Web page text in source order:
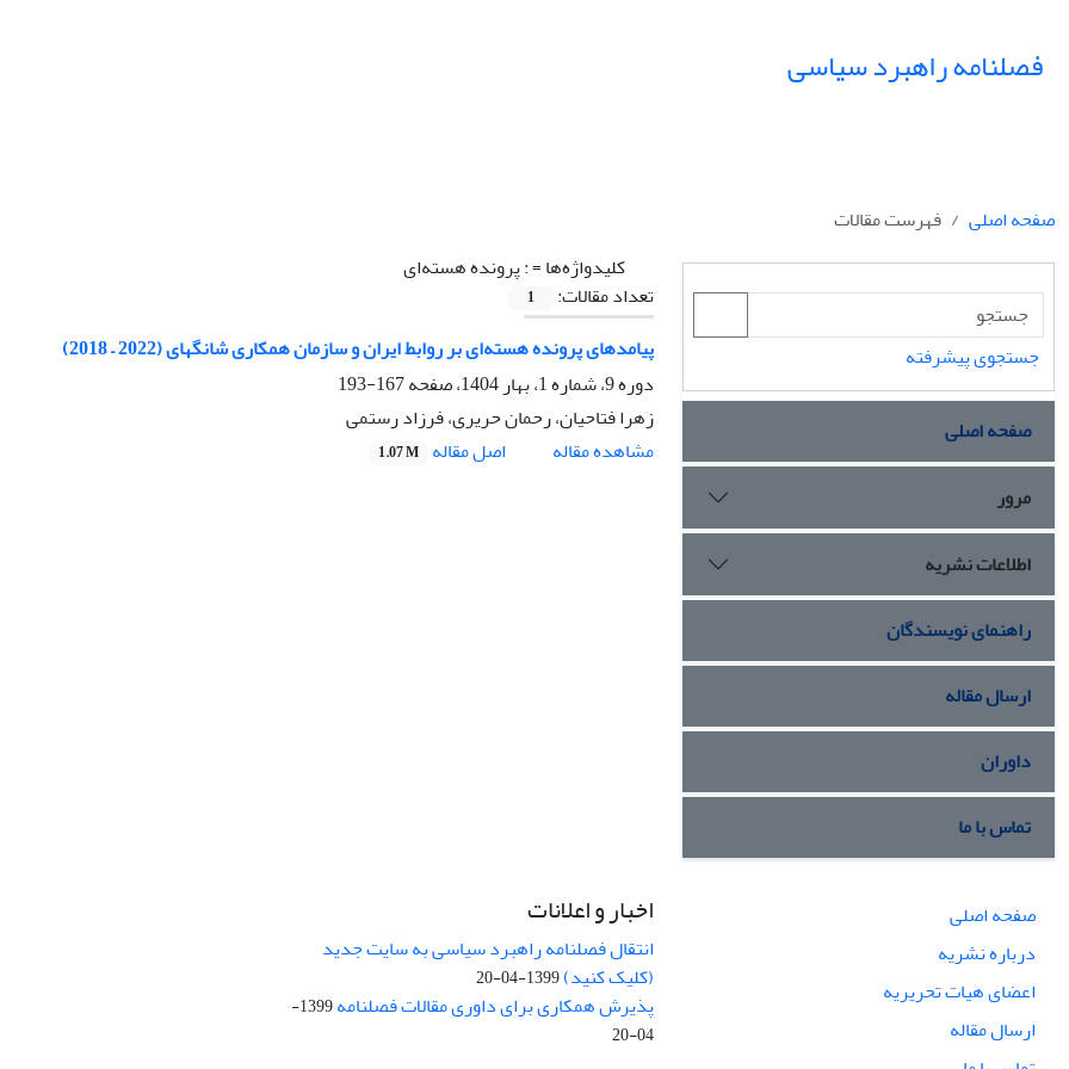
فصلنامه راهبرد سیاسی
صفحه اصلی
فهرست مقالات
کلیدواژه‌ها =: پرونده هسته‌ای
تعداد مقالات:
1
پیامدهای پرونده هسته‌ای بر روابط ایران و سازمان همکاری شانگهای (2022 – 2018)
دوره 9، شماره 1، بهار 1404، صفحه
167-193
زهرا فتاحیان، رحمان حریری، فرزاد رستمی
مشاهده مقاله
اصل مقاله 1.07 M
جستجوی پیشرفته
صفحه اصلی
مرور
اطلاعات نشریه
راهنمای نویسندگان
ارسال مقاله
داوران
تماس با ما
صفحه اصلی
درباره نشریه
اعضای هیات تحریریه
ارسال مقاله
اخبار و اعلانات
انتقال فصلنامه راهبرد سیاسی به سایت جدید
(کلیک کنید)1399-04-20
پذیرش همکاری برای داوری مقالات فصلنامه
1399-
04-20